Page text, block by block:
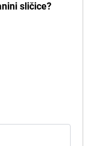
sličice?